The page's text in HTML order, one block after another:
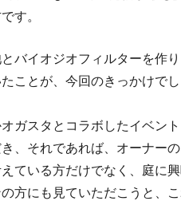
す。
バイオジオフィルターを作
ことが、今回のきっかけでし
ガスタとコラボしたイベン
、それであれば、オーナー
ている方だけでなく、庭に
方にも見ていただこうと、